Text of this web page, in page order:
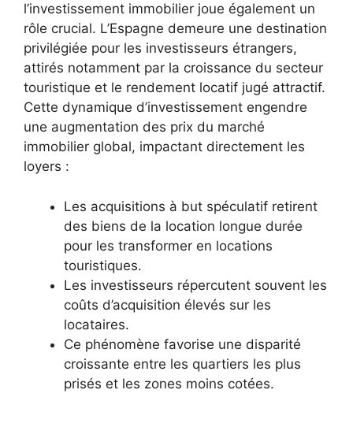
l’investissement immobilier joue également un
rôle crucial. L’Espagne demeure une destination
privilégiée pour les investisseurs étrangers,
attirés notamment par la croissance du secteur
touristique et le rendement locatif jugé attractif.
Cette dynamique d’investissement engendre
une augmentation des prix du marché
immobilier global, impactant directement les
loyers :
Les acquisitions à but spéculatif retirent
des biens de la location longue durée
pour les transformer en locations
touristiques.
Les investisseurs répercutent souvent les
coûts d’acquisition élevés sur les
locataires.
Ce phénomène favorise une disparité
croissante entre les quartiers les plus
prisés et les zones moins cotées.